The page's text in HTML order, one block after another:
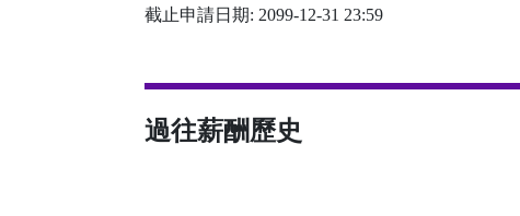
截止申請日期: 2099-12-31 23:59
過往薪酬歷史